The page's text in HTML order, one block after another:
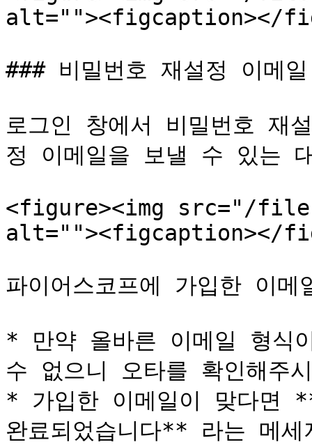
alt=""><figcaption></
### 비밀번호 재설정 이메
로그인 창에서 비밀번호 재
정 이메일을 보낼 수 있는
<figure><img src="/files/
alt=""><figcaption></
파이어스코프에 가입한 이
* 만약 올바른 이메일 형식
수 없으니 오타를 확인해주
* 가입한 이메일이 맞다면
완료되었습니다** 라는 메